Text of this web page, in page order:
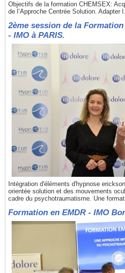
Objectifs de la formation CHEMSEX:
de l’Approche Centrée Solution. Adapter
2ème session de la
- IMO à PARIS.
Intégration d'éléments d'hypnose
orientée solution et des mouvements
cadre du psychotraumatisme. Une
Formation en EMDR - IMO